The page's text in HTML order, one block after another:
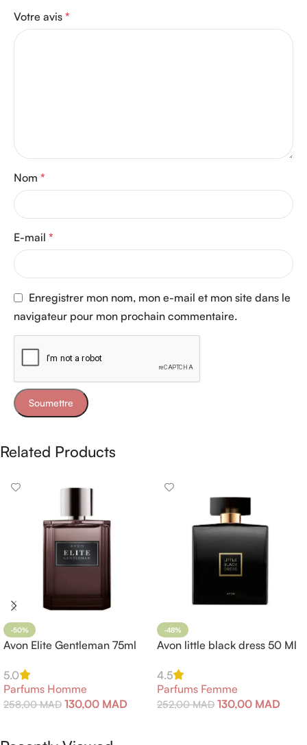
Votre avis *
Nom *
E-mail *
Enregistrer mon nom, mon e-mail et mon site dans le
navigateur pour mon prochain commentaire.
Related Products
-50%
Avon Elite Gentleman 75ml
5.0
Parfums Homme
258,00MAD 130,00 MAD
-48%
Avon little black dress 50 Ml
4.5
Parfums Femme
252,00MAD 130,00 MAD